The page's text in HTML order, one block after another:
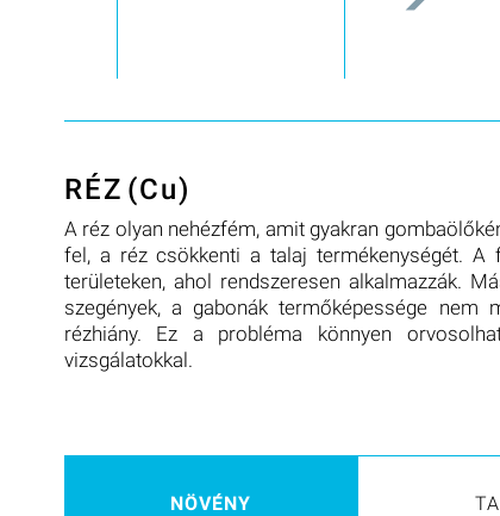
RÉZ (Cu)
A réz olyan nehézfém, amit gyakran
fel, a réz csökkenti a talaj termékenységét. A
területeken, ahol rendszeresen alkalmazzák.
szegények, a gabonák termőképessége nem
rézhiány. Ez a probléma könnyen
vizsgálatokkal.
NÖVÉNY